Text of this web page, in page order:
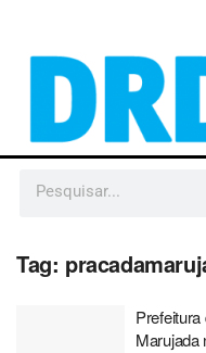
Tag:
Marujada